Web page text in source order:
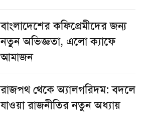
বাংলাদেশের কফিপ্রেমীদের জন্য
নতুন অভিজ্ঞতা, এলো ক্যাফে
আমাজন
রাজপথ থেকে অ্যালগরিদম: বদলে
যাওয়া রাজনীতির নতুন অধ্যায়